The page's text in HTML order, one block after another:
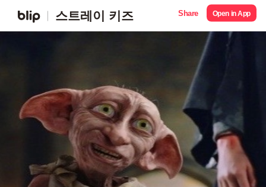
스트레이 키즈 Share Open in App